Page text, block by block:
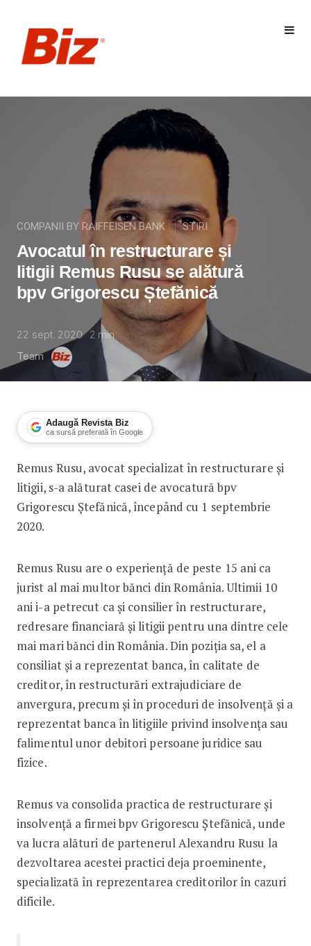
COMPANII BY RAIFFEISEN BANK STIRI
Avocatul în restructurare și
litigii Remus Rusu se alătură
bpv Grigorescu Ștefănică
22 sept. 2020 2 min
Team
Adaugă Revista Biz
ca sursă preferată în Google
Avocatul în restructurare și litigii
Remus Rusu, avocat specializat în restructurare și
litigii, s-a alăturat casei de avocatură bpv
Grigorescu Ștefănică, începând cu 1 septembrie
2020.
Remus Rusu are o experiență de peste 15 ani ca
jurist al mai multor bănci din România. Ultimii 10
ani i-a petrecut ca şi consilier în restructurare,
redresare financiară și litigii pentru una dintre cele
mai mari bănci din România. Din poziția sa, el a
consiliat și a reprezentat banca, în calitate de
creditor, în restructurări extrajudiciare de
anvergura, precum și în proceduri de insolvență și a
reprezentat banca în litigiile privind insolvența sau
falimentul unor debitori persoane juridice sau
fizice.
Remus va consolida practica de restructurare și
insolvență a firmei bpv Grigorescu Ștefănică, unde
va lucra alături de partenerul Alexandru Rusu la
dezvoltarea acestei practici deja proeminente,
specializată în reprezentarea creditorilor în cazuri
dificile.